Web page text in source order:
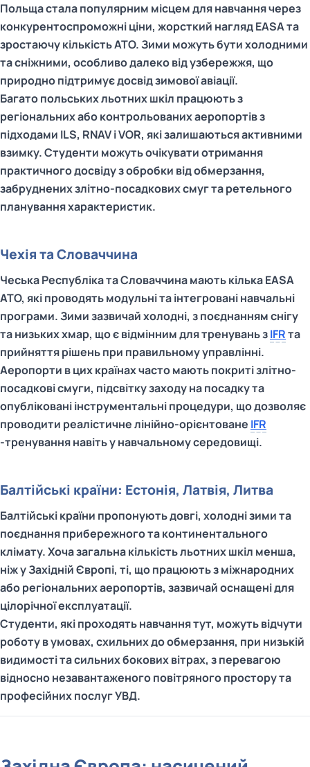
Польща стала популярним місцем для навчання через
конкурентоспроможні ціни, жорсткий нагляд EASA та
зростаючу кількість ATO. Зими можуть бути холодними
та сніжними, особливо далеко від узбережжя, що
природно підтримує досвід зимової авіації.
Багато польських льотних шкіл працюють з
регіональних або контрольованих аеропортів з
підходами ILS, RNAV і VOR, які залишаються активними
взимку. Студенти можуть очікувати отримання
практичного досвіду з обробки від обмерзання,
забруднених злітно-посадкових смуг та ретельного
планування характеристик.
Чехія та Словаччина
Чеська Республіка та Словаччина мають кілька EASA
ATO, які проводять модульні та інтегровані навчальні
програми. Зими зазвичай холодні, з поєднанням снігу
та низьких хмар, що є відмінним для тренувань зIFRта
прийняття рішень при правильному управлінні.
Аеропорти в цих країнах часто мають покриті злітно-
посадкові смуги, підсвітку заходу на посадку та
опубліковані інструментальні процедури, що дозволяє
проводити реалістичне лінійно-орієнтоване IFR
-тренування навіть у навчальному середовищі.
Балтійські країни: Естонія, Латвія, Литва
Балтійські країни пропонують довгі, холодні зими та
поєднання прибережного та континентального
клімату. Хоча загальна кількість льотних шкіл менша,
ніж у Західній Європі, ті, що працюють з міжнародних
або регіональних аеропортів, зазвичай оснащені для
цілорічної експлуатації.
Студенти, які проходять навчання тут, можуть відчути
роботу в умовах, схильних до обмерзання, при низькій
видимості та сильних бокових вітрах, з перевагою
відносно незавантаженого повітряного простору та
професійних послуг УВД.